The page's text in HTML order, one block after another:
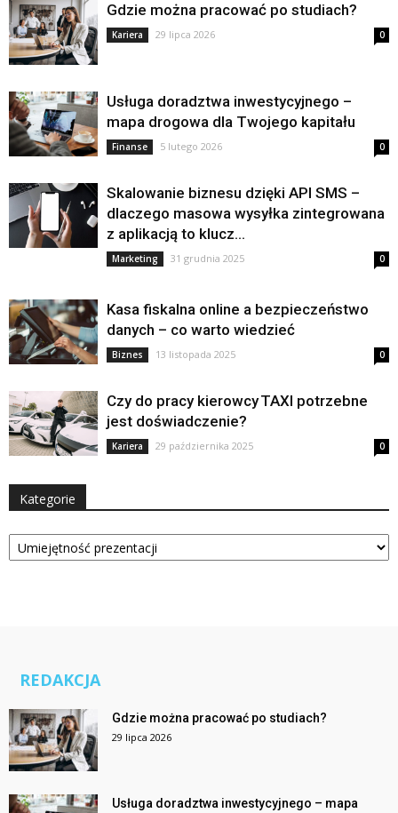
Gdzie można pracować po studiach?
Kariera 29 lipca 2026 0
Usługa doradztwa inwestycyjnego –
mapa drogowa dla Twojego kapitału
Finanse 5 lutego 2026 0
Skalowanie biznesu dzięki API SMS –
dlaczego masowa wysyłka zintegrowana
z aplikacją to klucz...
Marketing 31 grudnia 2025 0
Kasa fiskalna online a bezpieczeństwo
danych – co warto wiedzieć
Biznes 13 listopada 2025 0
Czy do pracy kierowcy TAXI potrzebne
jest doświadczenie?
Kariera 29 października 2025 0
Kategorie
Kategorie
REDAKCJA
Gdzie można pracować po studiach?
29 lipca 2026
Usługa doradztwa inwestycyjnego – mapa